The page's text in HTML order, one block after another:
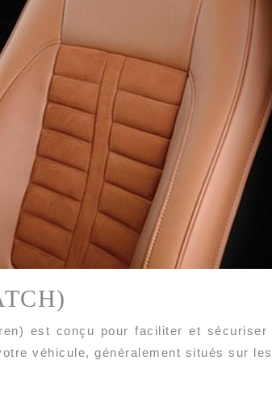
est conçu pour faciliter et sécuriser
véhicule, généralement situés sur